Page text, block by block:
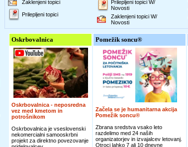
Zaklenjeni topici
Prilepljeni topici
Prilepljeni topici W/
Novosti
Zaklenjeni topici W/
Novosti
Oskrbovalnica
Oskrbovalnica - neposredna
vez med kmetom in
potrošnikom
Oskrbovalnica je vseslovenski
nekomercialni samooskrbni
projekt za direktno povezovanje
Pomežik soncu®
Začela se je humanitarna akcija
Pomežik soncu®
Zbrana sredstva vsako leto
razdelimo med 24 naših
organizatorjev in izvajalcev letovanj.
Otroci lahko 7 ali 10 dnevne